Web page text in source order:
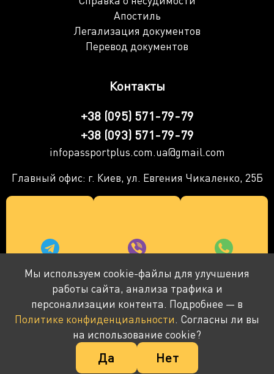
Мы используем cookie-файлы для улучшения
работы сайта, анализа трафика и
персонализации контента. Подробнее — в
Политике конфиденциальности. Согласны ли вы
на использование cookie?
Да Нет
Апостиль
Легализация документов
Перевод документов
Контакты
+38 (095) 571-79-79
+38 (093) 571-79-79
infopassportplus.com.ua@gmail.com
Главный офис: г. Киев, ул. Евгения Чикаленко, 25Б
© 2016-2026 ПАСПОРТ+ Компания не является
государственным органом - предоставляет
консультации и сопровождение.